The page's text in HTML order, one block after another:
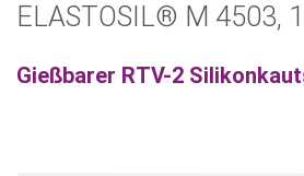
ELASTOSIL® M 4503,
Gießbarer RTV-2